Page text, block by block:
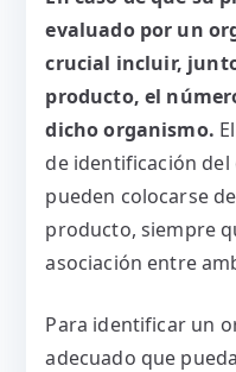
evaluado por un
crucial incluir,
producto, el
dicho organismo.
de identificación
pueden colocarse
producto, siempre
asociación entre
Para identificar un
adecuado que